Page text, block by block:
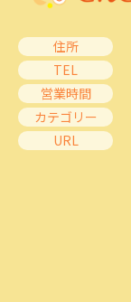
住所
TEL
営業時間
カテゴリー
URL